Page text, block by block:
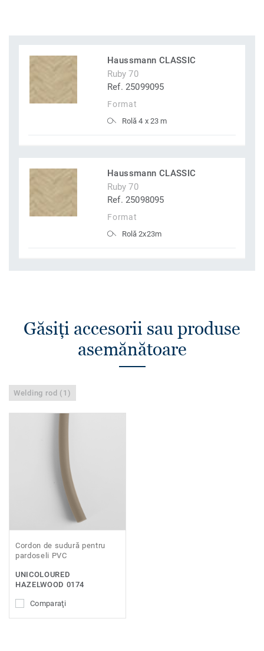
Haussmann CLASSIC
Ruby 70
Ref. 25099095
Format
Rolă 4 x 23 m
Haussmann CLASSIC
Ruby 70
Ref. 25098095
Format
Rolă 2x23m
Găsiţi accesorii sau produse
asemănătoare
Welding rod (1)
Cordon de sudură pentru
pardoseli PVC
UNICOLOURED
HAZELWOOD 0174
Comparaţi